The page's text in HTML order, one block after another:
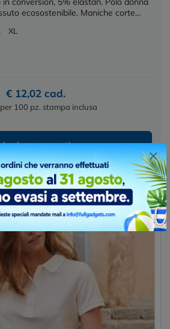
×
ecosostenibile. Maniche corte...
XL
€ 12,02 cad.
100 pz. stampa inclusa
preventivo